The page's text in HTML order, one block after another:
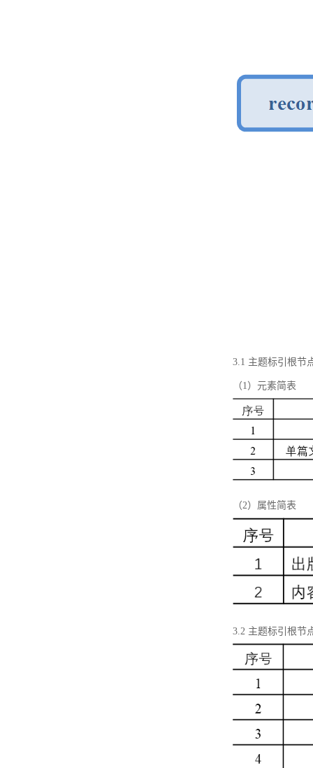
3.1 主题标引根节
（1）元素简表
（2）属性简表
3.2 主题标引根节